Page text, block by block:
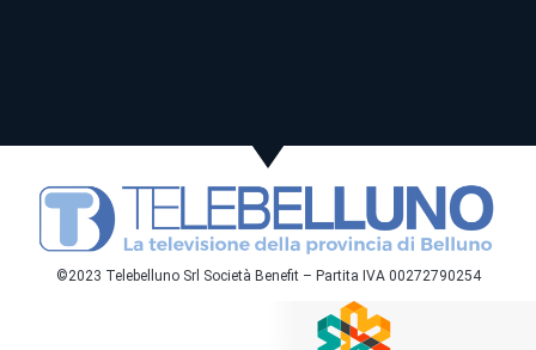
©2023 Telebelluno Srl Società Benefit – Partita IVA 00272790254